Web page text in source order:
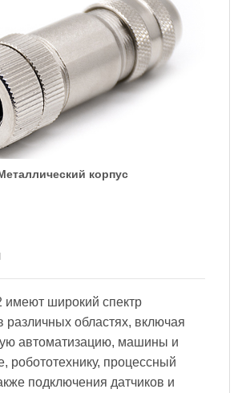
корпус
имеют широкий спектр
различных областях, включая
автоматизацию, машины и
робототехнику, процессный
подключения датчиков и